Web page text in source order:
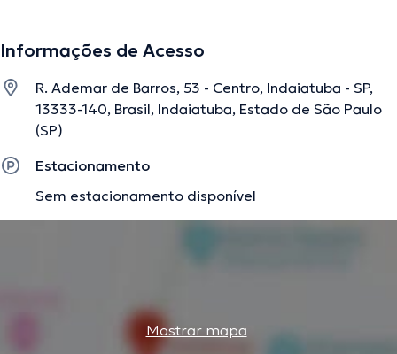
em diversas conferências com a meta de ter uma
produziu diferentes artigos.
informações verificadas.
Informações de Acesso
R. Ademar de Barros, 53 - Centro, Indaiatuba - SP,
13333-140, Brasil, Indaiatuba, Estado de São Paulo
(SP)
Estacionamento
Sem estacionamento disponível
Mostrar mapa